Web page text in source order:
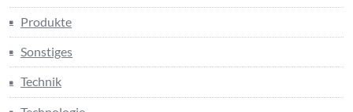
Produkte
Sonstiges
Technik